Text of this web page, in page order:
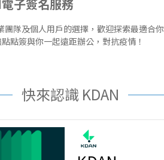
子簽名服務
隊及個人用戶的選擇，歡迎探索最適合
點點簽與你一起遠距辦公，對抗疫情！
快來認識 KDAN